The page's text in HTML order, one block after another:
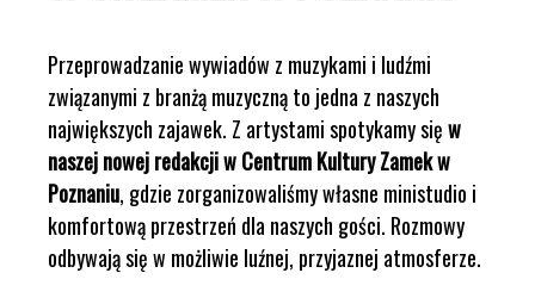
Przeprowadzanie wywiadów z muzykami i ludźmi
związanymi z branżą muzyczną to jedna z naszych
największych zajawek. Z artystami spotykamy sięw
naszej nowej redakcji w Centrum Kultury Zamek w
Poznaniu, gdzie zorganizowaliśmy własne ministudio i
komfortową przestrzeń dla naszych gości. Rozmowy
odbywają się w możliwie luźnej, przyjaznej atmosferze.